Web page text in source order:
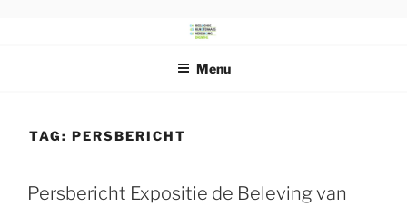
SCHILDERSGENOOTSCHAP
Beeldende Kunstenaars Vereniging Drenthe
Menu
TAG:PERSBERICHT
Persbericht Expositie de Beleving van